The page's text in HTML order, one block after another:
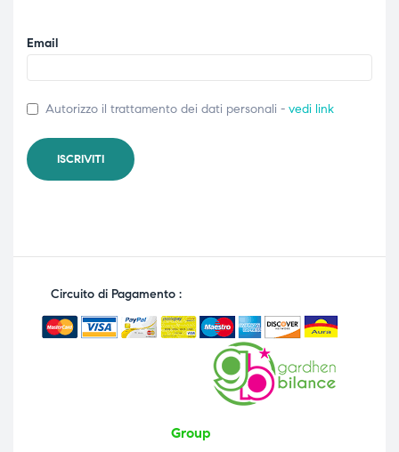
Email
Autorizzo il trattamento dei dati personali - vedi link
Circuito di Pagamento :
Group